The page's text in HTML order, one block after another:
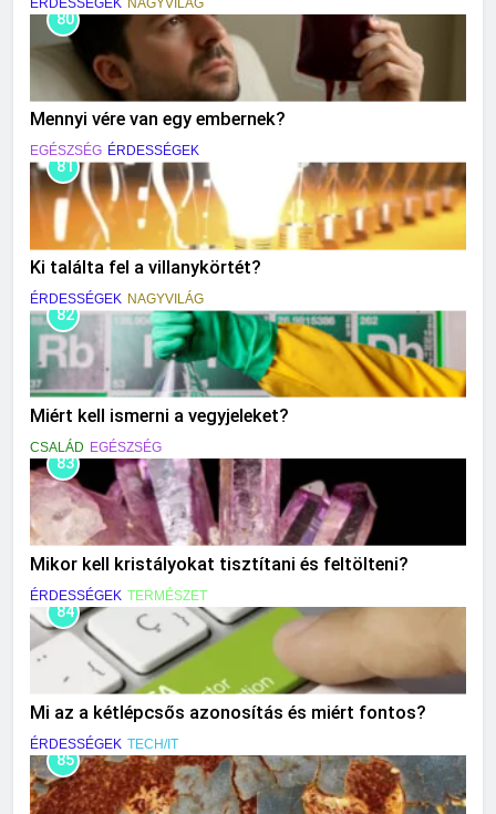
80
Mennyi vére van egy embernek?
EGÉSZSÉG ÉRDESSÉGEK
81
Ki találta fel a villanykörtét?
ÉRDESSÉGEK NAGYVILÁG
82
Miért kell ismerni a vegyjeleket?
CSALÁD EGÉSZSÉG
83
Mikor kell kristályokat tisztítani és feltölteni?
ÉRDESSÉGEK TERMÉSZET
84
Mi az a kétlépcsős azonosítás és miért fontos?
ÉRDESSÉGEK TECH/IT
85